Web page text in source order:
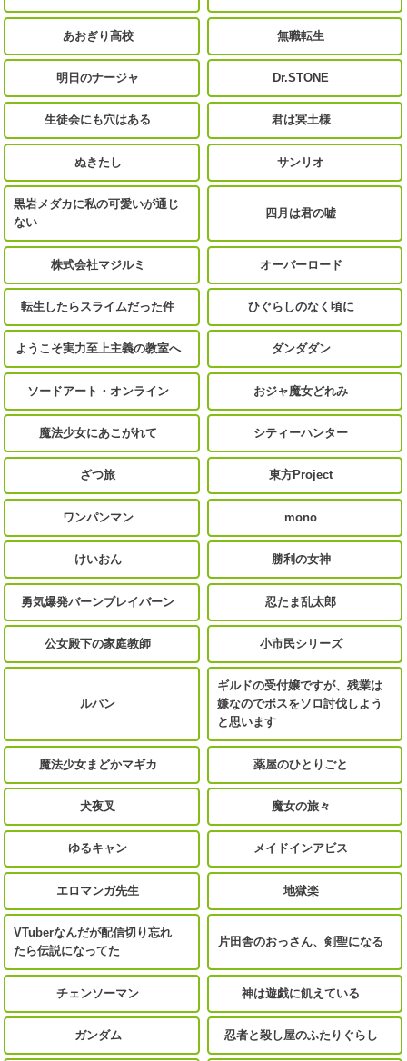
あおぎり高校 無職転生
明日のナージャ Dr.STONE
生徒会にも穴はある 君は冥土様
ぬきたし サンリオ
黒岩メダカに私の可愛いが通じ
ない
四月は君の嘘
株式会社マジルミ オーバーロード
転生したらスライムだった件 ひぐらしのなく頃に
ようこそ実力至上主義の教室へ ダンダダン
ソードアート・オンライン おジャ魔女どれみ
魔法少女にあこがれて シティーハンター
ざつ旅 東方Project
ワンパンマン mono
けいおん 勝利の女神
勇気爆発バーンブレイバーン 忍たま乱太郎
公女殿下の家庭教師 小市民シリーズ
ルパン
ギルドの受付嬢ですが、残業は
嫌なのでボスをソロ討伐しよう
と思います
魔法少女まどかマギカ 薬屋のひとりごと
犬夜叉 魔女の旅々
ゆるキャン メイドインアビス
エロマンガ先生 地獄楽
VTuberなんだが配信切り忘れ
たら伝説になってた
片田舎のおっさん、剣聖になる
チェンソーマン 神は遊戯に飢えている
ガンダム 忍者と殺し屋のふたりぐらし